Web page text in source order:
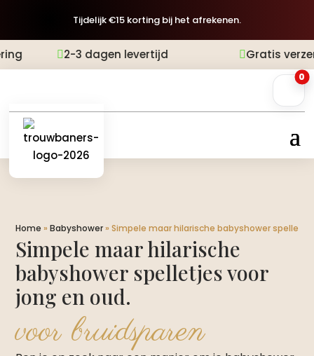
Tijdelijk €15 korting bij het afrekenen.
2-3 dagen levertijd Gratis verzending 
0
Home »Babyshower »Simpele maar hilarische babyshower
Simpele maar hilarische
babyshower spelletjes voor
jong en oud.​
voor bruidsparen